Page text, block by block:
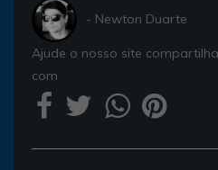
- Newton Duarte
Ajude o nosso site
com